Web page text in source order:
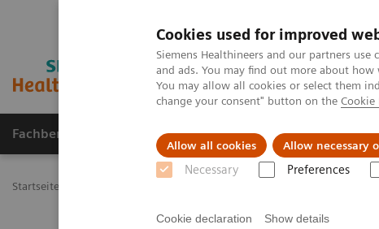
Cookies used for improved
Siemens Healthineers and our partners
and ads. You may find out more about
You may allow all cookies or select them
change your consent" button on the Cookie
Allow all cookies Allow necessary
Necessary Preferences
Cookie declaration Show details
Fachbereiche Healthcare Management
Startseite